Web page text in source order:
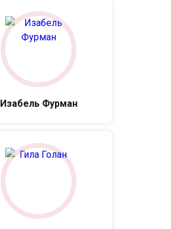
Изабель Фурман